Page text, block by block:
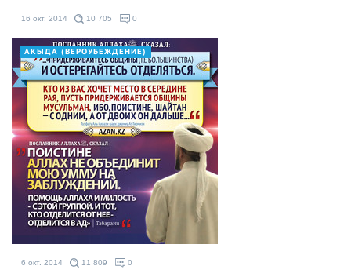
16 окт. 2014 10 705 0
АКЫДА (ВЕРОУБЕЖДЕНИЕ)
6 окт. 2014 11 809 0